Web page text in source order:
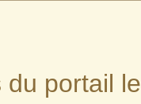
portail